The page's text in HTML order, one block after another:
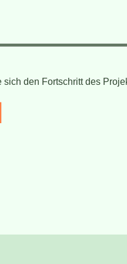
den Fortschritt des